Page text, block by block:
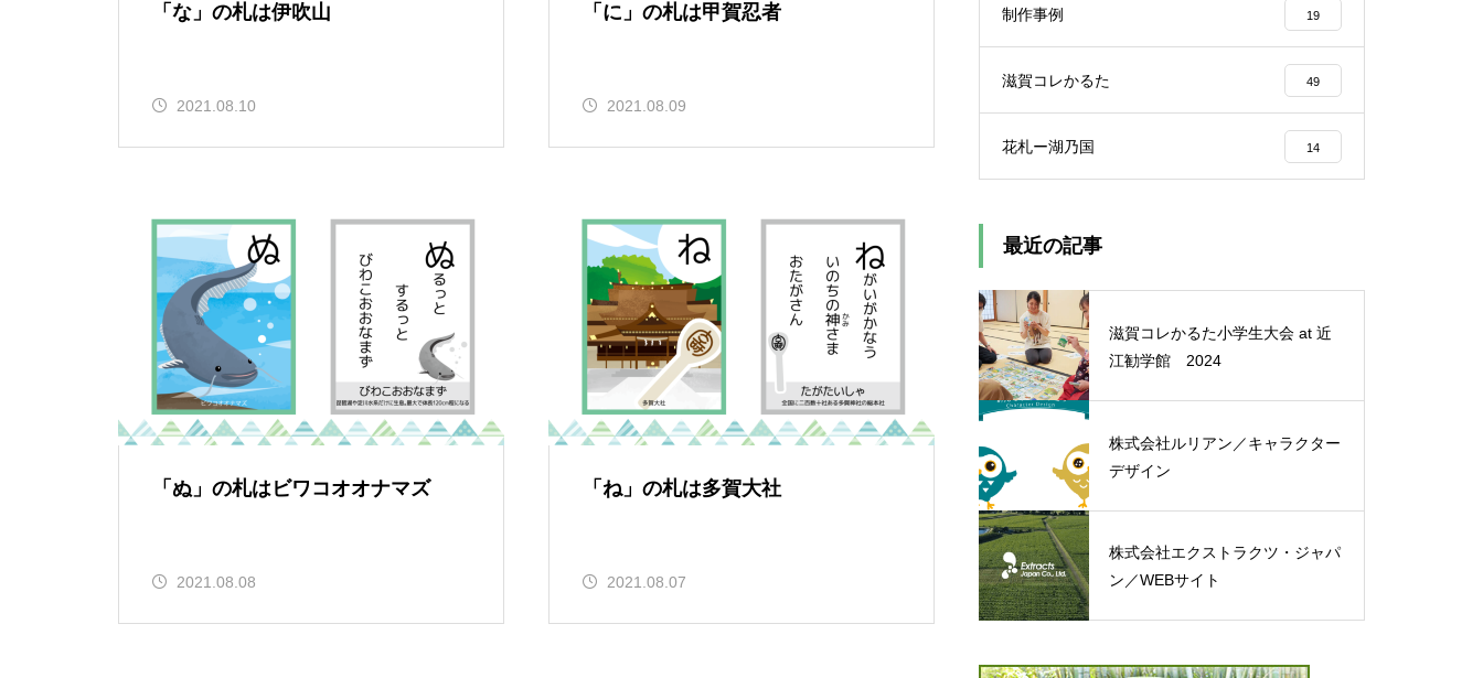
「な」の札は伊吹山
2021.08.10
「に」の札は甲賀忍者
2021.08.09
「ぬ」の札はビワコオオナマズ
2021.08.08
「ね」の札は多賀大社
2021.08.07
制作事例 19
滋賀コレかるた 49
花札ー湖乃国 14
最近の記事
滋賀コレかるた小学生大会 at 近
江勧学館 2024
株式会社ルリアン／キャラクター
デザイン
株式会社エクストラクツ・ジャパ
ン／WEBサイト